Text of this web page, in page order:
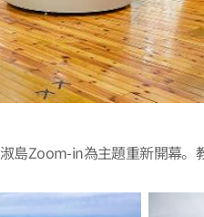
島Zoom-in為主題重新開幕